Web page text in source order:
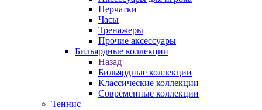
Перчатки
Часы
Тренажеры
Прочие аксессуары
Бильярдные коллекции
Назад
Бильярдные коллекции
Классические коллекции
Современные коллекции
Теннис